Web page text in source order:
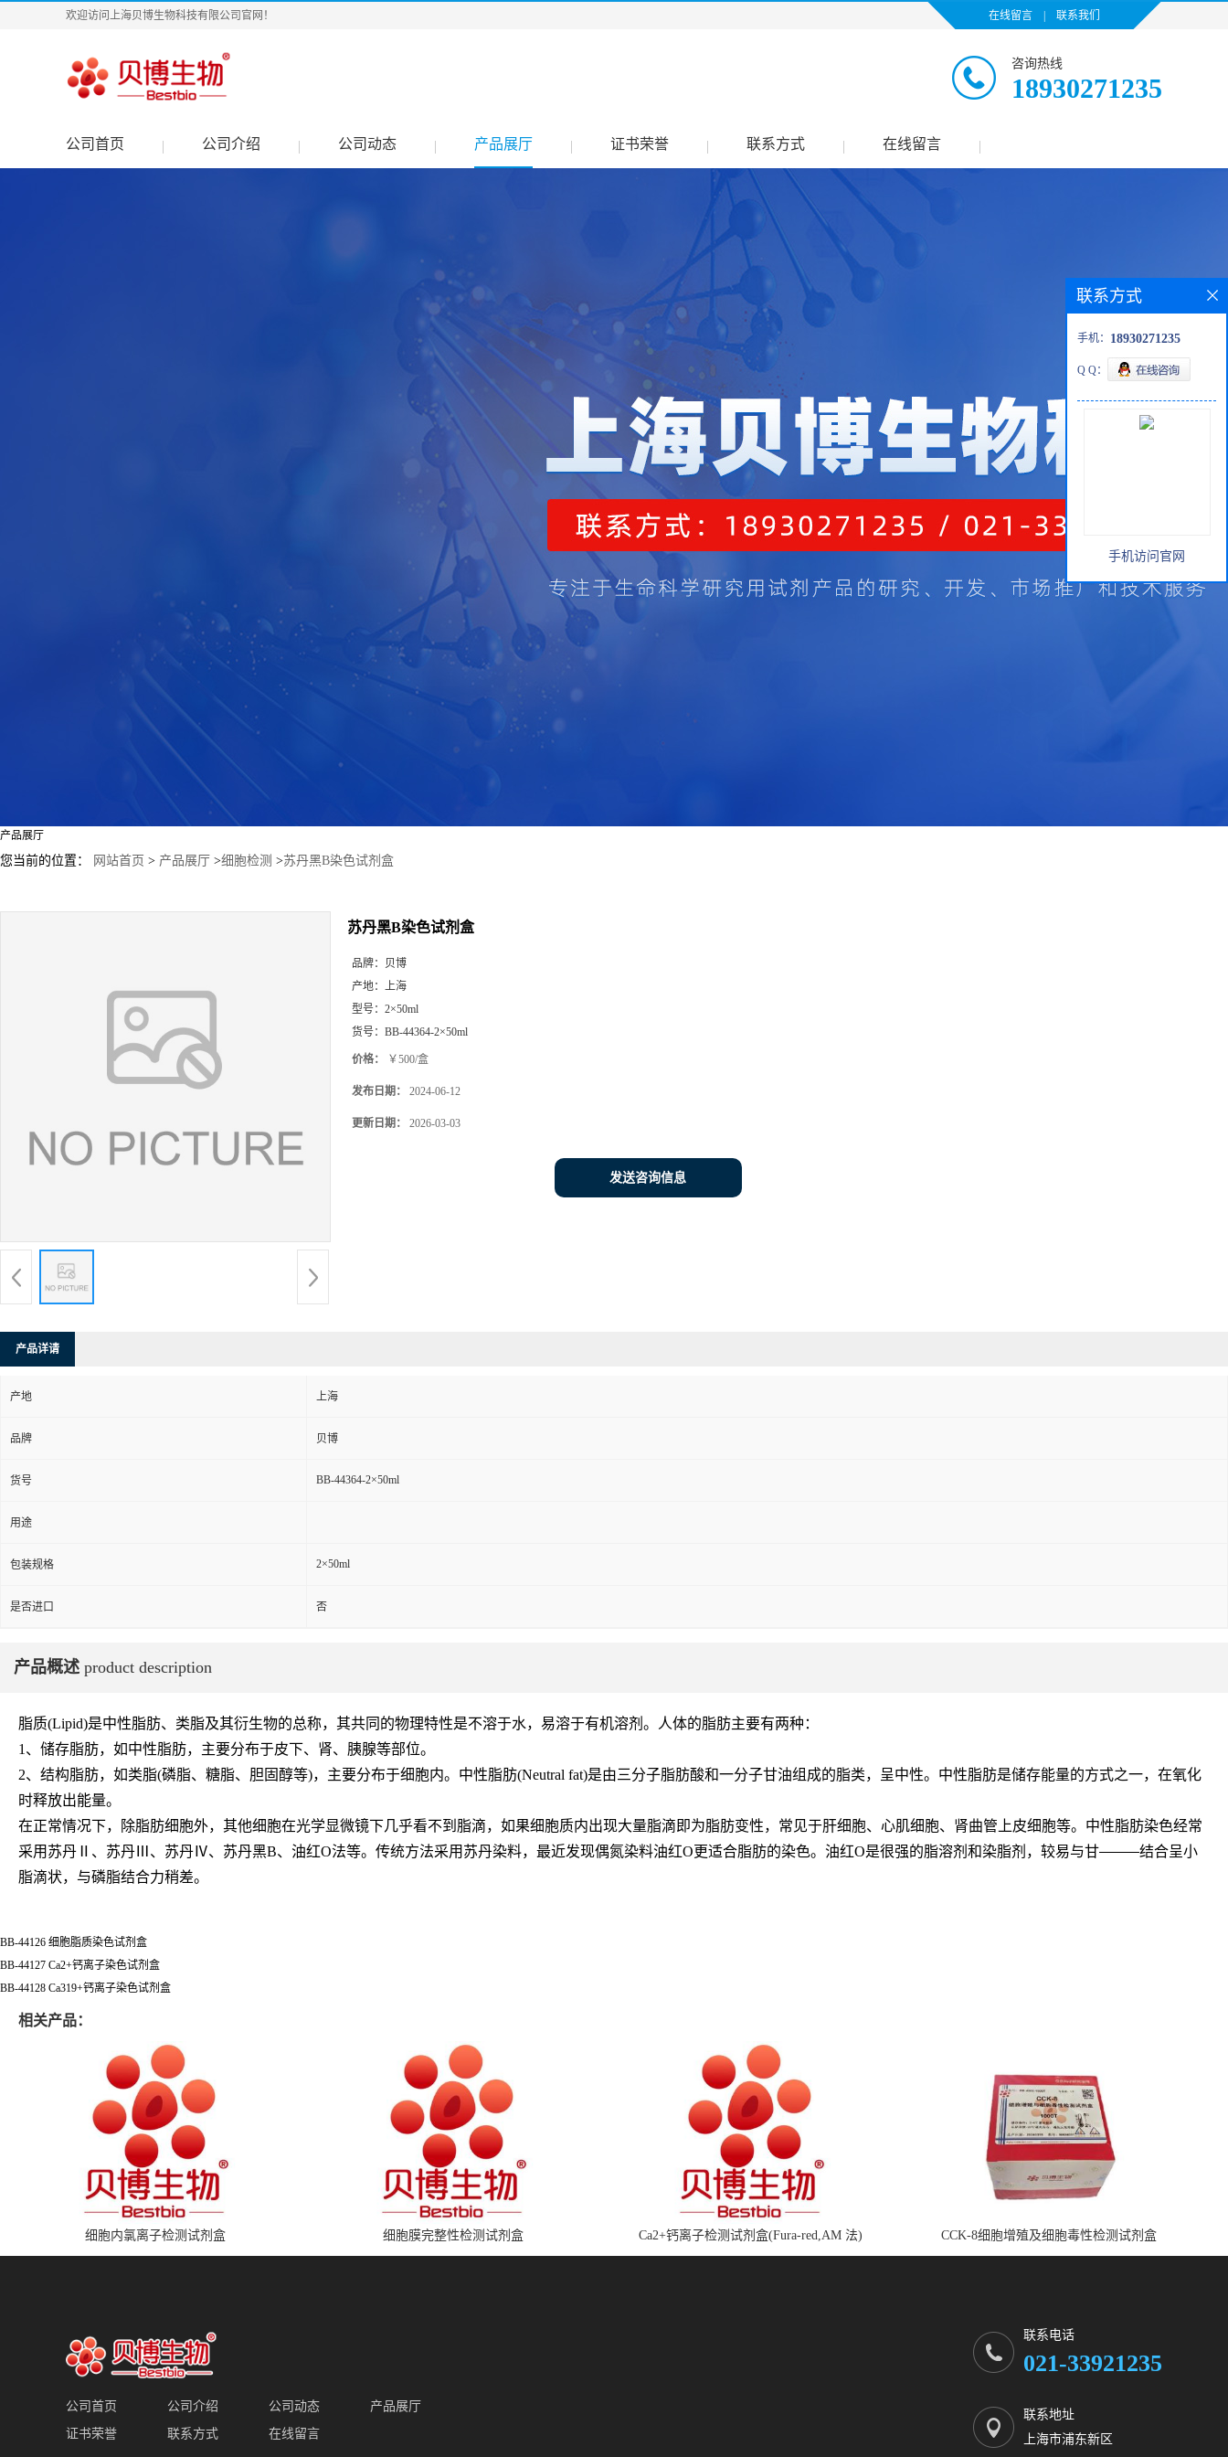
欢迎访问上海贝博生物科技有限公司官网！ 在线留言 联系我们
咨询热线
18930271235
公司首页 公司介绍 公司动态 产品展厅 证书荣誉 联系方式 在线留言
产品展厅
您当前的位置： 网站首页 > 产品展厅 >细胞检测 >苏丹黑B染色试剂盒
苏丹黑B染色试剂盒
品牌： 贝博
产地： 上海
型号： 2×50ml
货号： BB-44364-2×50ml
价格： ￥500/盒
发布日期： 2024-06-12
更新日期： 2026-03-03
发送咨询信息
产品详请
产地 上海
品牌 贝博
货号 BB-44364-2×50ml
用途
包装规格 2×50ml
是否进口 否
产品概述 product description
脂质(Lipid)是中性脂肪、类脂及其衍生物的总称，其共同的物理特性是不溶于水，易溶于有机溶剂。人体的脂肪主要有两种：
1、储存脂肪，如中性脂肪，主要分布于皮下、肾、胰腺等部位。
2、结构脂肪，如类脂(磷脂、糖脂、胆固醇等)，主要分布于细胞内。中性脂肪(Neutral fat)是由三分子脂肪酸和一分子甘油组成的脂类，呈中性。中性脂肪是储存能量的方式之一，在氧化
时释放出能量。
在正常情况下，除脂肪细胞外，其他细胞在光学显微镜下几乎看不到脂滴，如果细胞质内出现大量脂滴即为脂肪变性，常见于肝细胞、心肌细胞、肾曲管上皮细胞等。中性脂肪染色经常
采用苏丹Ⅱ、苏丹Ⅲ、苏丹Ⅳ、苏丹黑B、油红O法等。传统方法采用苏丹染料，最近发现偶氮染料油红O更适合脂肪的染色。油红O是很强的脂溶剂和染脂剂，较易与甘
结合呈小
脂滴状，与磷脂结合力稍差。
BB-44126 细胞脂质染色试剂盒
BB-44127 Ca2+钙离子染色试剂盒
BB-44128 Ca319+钙离子染色试剂盒
相关产品：
细胞内氯离子检测试剂盒 细胞膜完整性检测试剂盒 Ca2+钙离子检测试剂盒(Fura-red,AM 法) CCK-8细胞增殖及细胞毒性检测试剂盒
联系方式
手机： 18930271235
Q Q：
手机访问官网
公司首页 公司介绍 公司动态
产品展厅
证书荣誉
联系方式 在线留言
联系电话
021-33921235
联系地址
上海市浦东新区